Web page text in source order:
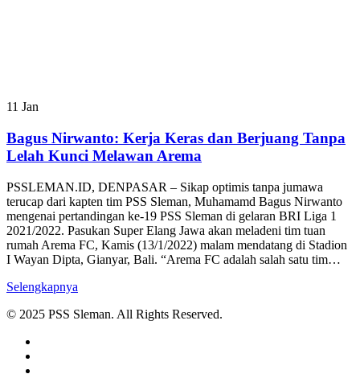
11 Jan
Bagus Nirwanto: Kerja Keras dan Berjuang Tanpa
Lelah Kunci Melawan Arema
PSSLEMAN.ID, DENPASAR – Sikap optimis tanpa jumawa
terucap dari kapten tim PSS Sleman, Muhamamd Bagus Nirwanto
mengenai pertandingan ke-19 PSS Sleman di gelaran BRI Liga 1
2021/2022. Pasukan Super Elang Jawa akan meladeni tim tuan
rumah Arema FC, Kamis (13/1/2022) malam mendatang di Stadion
I Wayan Dipta, Gianyar, Bali. “Arema FC adalah salah satu tim…
Selengkapnya
© 2025 PSS Sleman. All Rights Reserved.